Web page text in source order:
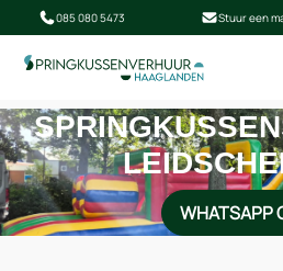
085 080 5473 Stuur een
WHATSAPP